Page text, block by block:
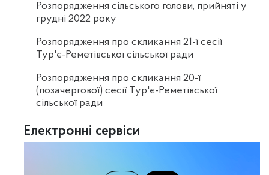
Розпорядження сільського голови, прийняті у
грудні 2022 року
Розпорядження про скликання 21-ї сесії
Тур'є-Реметівської сільської ради
Розпорядження про скликання 20-ї
(позачергової) сесії Тур'є-Реметівської
сільської ради
Електронні сервіси